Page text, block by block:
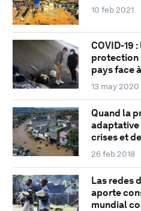
10 feb 2021
COVID-19
protection
pays face
13 may 2020
Quand la
adaptative
crises et
26 feb 2018
Las redes
aporte
mundial